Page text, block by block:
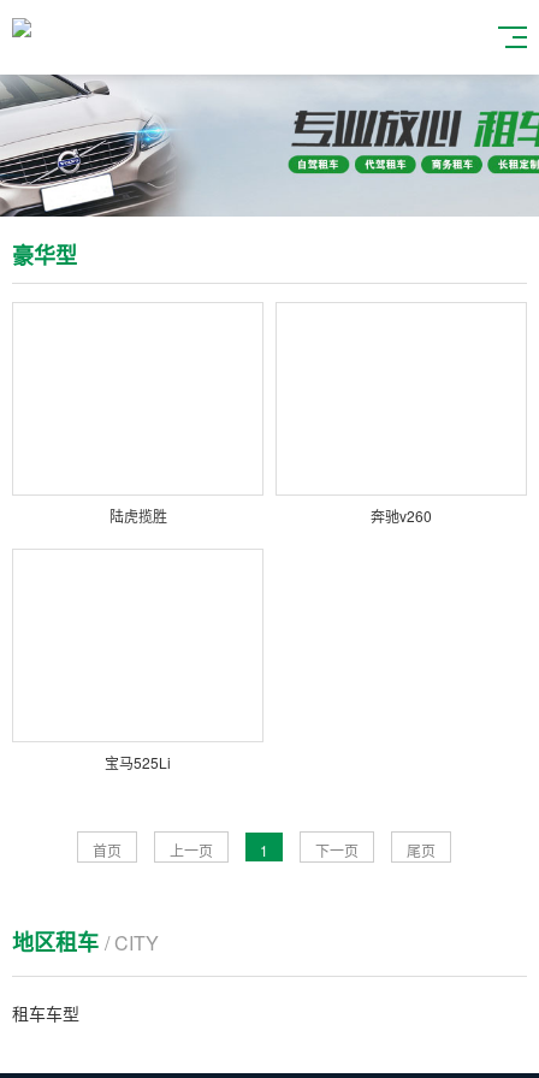
豪华型
陆虎揽胜 奔驰v260
宝马525Li
首页 上一页 1 下一页 尾页
地区租车 / CITY
租车车型